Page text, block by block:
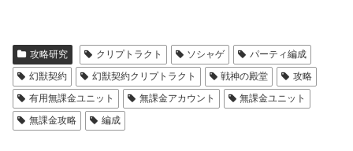
攻略研究 クリプトラクト ソシャゲ
パーティ編成
幻獣契約
幻獣契約クリプトラクト 戦神の殿堂
攻略
有用無課金ユニット
無課金アカウント
無課金ユニット
無課金攻略
編成